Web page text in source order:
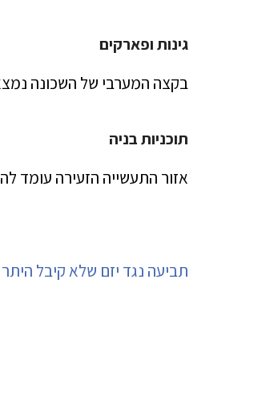
גינות ופארקים
בקצה המערבי של השכונה
תוכניות בניה
אזור התעשייה הזעירה עומד
תביעה נגד יזם שלא קיבל היתר